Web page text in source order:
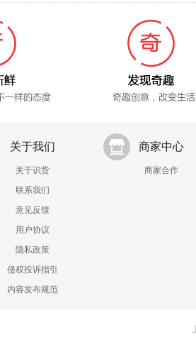
关于我们
关于识货
联系我们
意见反馈
用户协议
隐私政策
侵权投诉指引
内容发布规范
商家中心
商家合作